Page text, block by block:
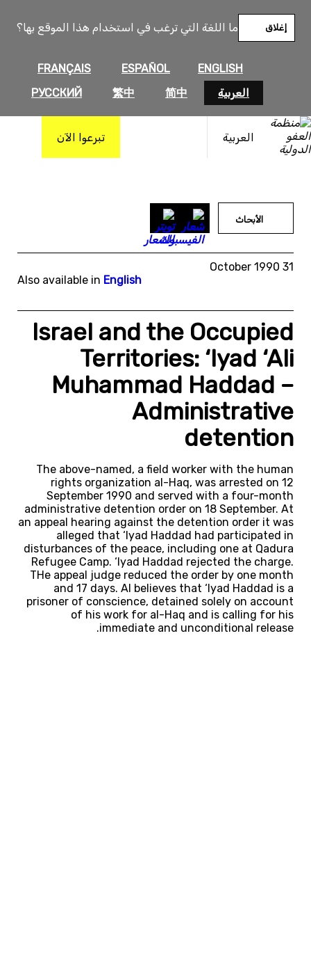
ما اللغة التي ترغب في استخدام هذا الموقع بها؟
ENGLISH
ESPAÑOL
FRANÇAIS
العربية
简中
繁中
РУССКИЙ
إغلاق
العربية تبرعوا الآن
المحتوى
الأبحاث
31 October 1990
Also available in English
Israel and the Occupied
Territories: ‘Iyad ‘Ali
Muhammad Haddad –
Administrative
detention
The above-named, a field worker with the human
rights organization al-Haq, was arrested on 12
September 1990 and served with a four-month
administrative detention order on 18 September. At
an appeal hearing against the detention order it was
alleged that ‘Iyad Haddad had participated in
disturbances of the peace, including one at Qadura
Refugee Camp. ‘Iyad Haddad rejected the charge.
THe appeal judge reduced the order by one month
and 17 days. AI believes that ‘Iyad Haddad is a
prisoner of conscience, detained solely on account
of his work for al-Haq and is calling for his
immediate and unconditional release.